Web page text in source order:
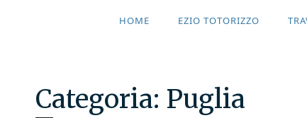
HOME EZIO TOTORIZZO
Categoria: Puglia